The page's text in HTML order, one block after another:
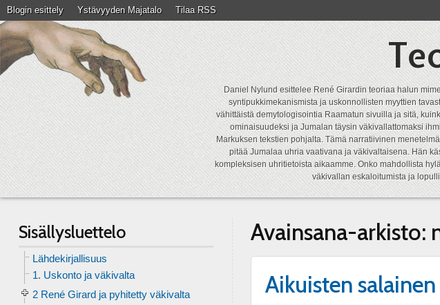
Blogin esittely Ystävyyden Majatalo Tilaa RSS
Daniel Nylund esittelee René Girardin teoriaa halun
syntipukkimekanismista ja uskonnollisten myyttien
vähittäistä demytologisointia Raamatun sivuilla ja sitä,
ominaisuudeksi ja Jumalan täysin väkivallattomaksi
Markuksen tekstien pohjalta. Tämä narratiivinen
pitää Jumalaa uhria vaativana ja väkivaltaisena. Hän
kompleksisen uhritietoista aikaamme. Onko mahdollista
väkivallan eskaloitumista ja
Avainsana-arkisto:
Aikuisten
Sisällysluettelo
Lähdekirjallisuus
1. Uskonto ja väkivalta
2 René Girard ja pyhitetty väkivalta